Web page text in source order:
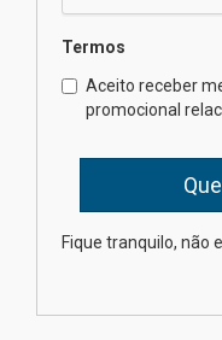
Termos
Aceito receber
promocional
Fique tranquilo, não